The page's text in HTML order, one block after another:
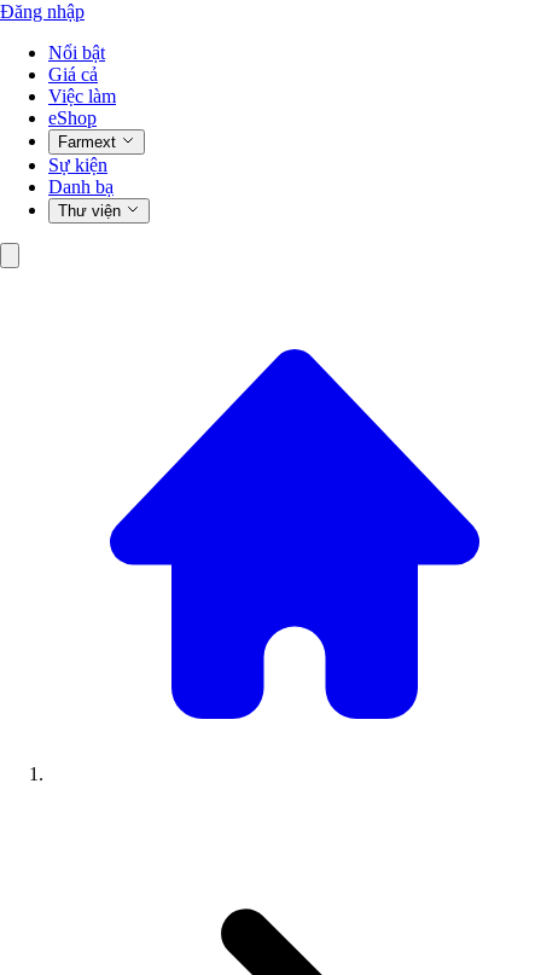
Đăng nhập
Nổi bật
Giá cả
Việc làm
eShop
Farmext
Sự kiện
Danh bạ
Thư viện